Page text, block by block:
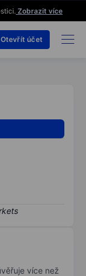
Zobrazit více
Otevřít účet
více než